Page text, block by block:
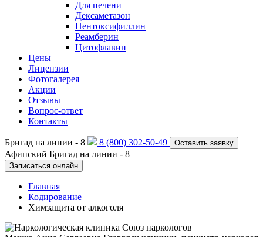
Для печени
Дексаметазон
Пентоксифиллин
Реамберин
Цитофлавин
Цены
Лицензии
Фотогалерея
Акции
Отзывы
Вопрос-ответ
Контакты
Бригад на линии - 8 8 (800) 302-50-49 Оставить заявку
Афипский Бригад на линии - 8
Записаться онлайн
Главная
Кодирование
Химзащита от алкоголя